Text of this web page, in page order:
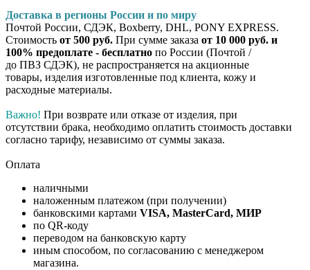
Доставка в регионы России и по миру
Почтой России, СДЭК, Boxberry, DHL, PONY EXPRESS.
Стоимость от 500 руб. При сумме заказа от 10 000 руб. и
100% предоплате - бесплатно по России (Почтой /
до ПВЗ СДЭК), не распространяется на акционные
товары, изделия изготовленные под клиента, кожу и
расходные материалы.
Важно! При возврате или отказе от изделия, при
отсутствии брака, необходимо оплатить стоимость доставки
согласно тарифу, независимо от суммы заказа.
Оплата
наличными
наложенным платежом (при получении)
банковскими картами VISA, MasterCard, МИР
по QR-коду
переводом на банковскую карту
иным способом, по согласованию с менеджером
магазина.